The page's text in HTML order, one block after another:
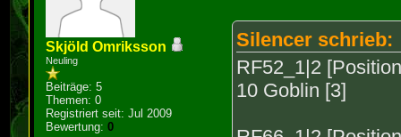
Skjöld Omriksson
Neuling
Beiträge: 5
Themen: 0
Registriert seit: Jul 2009
Bewertung:0
Silencer schrieb:
RF52_1|2
10 Goblin [3]